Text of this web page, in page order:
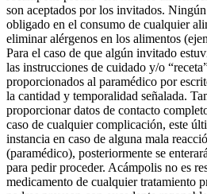
son aceptados por los invitados.
obligado en el consumo de cualquier
eliminar alérgenos en los alimentos
Para el caso de que algún invitado
las instrucciones de cuidado y/o
proporcionados al paramédico por
la cantidad y temporalidad señalada.
proporcionar datos de contacto
caso de cualquier complicación, este
instancia en caso de alguna mala
(paramédico), posteriormente se
para pedir proceder. Acámpolis no es
medicamento de cualquier tratamiento